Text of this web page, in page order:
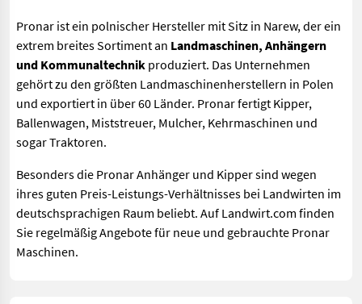
Pronar ist ein polnischer Hersteller mit Sitz in Narew, der ein
extrem breites Sortiment an Landmaschinen, Anhängern
und Kommunaltechnik produziert. Das Unternehmen
gehört zu den größten Landmaschinenherstellern in Polen
und exportiert in über 60 Länder. Pronar fertigt Kipper,
Ballenwagen, Miststreuer, Mulcher, Kehrmaschinen und
sogar Traktoren.
Besonders die Pronar Anhänger und Kipper sind wegen
ihres guten Preis-Leistungs-Verhältnisses bei Landwirten im
deutschsprachigen Raum beliebt. Auf Landwirt.com finden
Sie regelmäßig Angebote für neue und gebrauchte Pronar
Maschinen.